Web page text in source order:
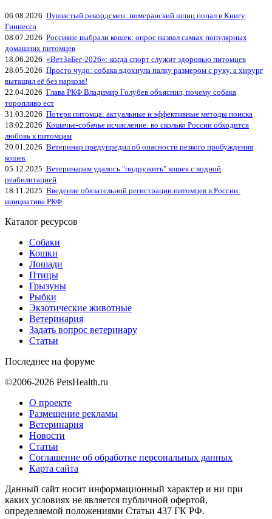
06.08.2026 Пушистый рекордсмен: померанский шпиц попал в Книгу
Гиннесса
08.07.2026 Россияне выбрали кошек: опрос назвал самых популярных
домашних питомцев
18.06.2026 «ВетЗаБег‑2026»: когда спорт служит здоровью питомцев
28.05.2026 Просто чудо: собака вдохнула палку размером с руку, а хирург
вытащил её без наркоза!
22.04.2026 Глава РКФ Владимир Голубев объяснил, почему собака
торопливо ест
31.03.2026 Потеря питомца: актуальные и эффективные методы поиска
18.02.2026 Кошачье-собачье исчисление: во сколько России обходится
любовь к питомцам
20.01.2026 Ветеринар предупредил об опасности резкого пробуждения
кошек
05.12.2025 Ветеринарам удалось "подружить" кошек с водной
реабилитацией
18.11.2025 Введение обязательной регистрации питомцев в России:
инициатива РКФ
Каталог ресурсов
Собаки
Кошки
Лошади
Птицы
Грызуны
Рыбки
Экзотические животные
Ветеринария
Задать вопрос ветеринару
Статьи
Последнее на форуме
©2006-2026 PetsHealth.ru
О проекте
Размещение рекламы
Ветеринария
Новости
Статьи
Соглашение об обработке персональных данных
Карта сайта
Данный сайт носит информационный характер и ни при
каких условиях не является публичной офертой,
определяемой положениями Статьи 437 ГК РФ.